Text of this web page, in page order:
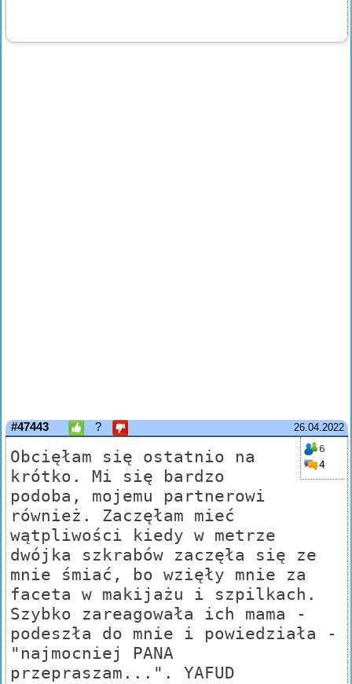
26.04.2022
#47443 ?
6
4
Obcięłam się ostatnio na
krótko. Mi się bardzo
podoba, mojemu partnerowi
również. Zaczęłam mieć
wątpliwości kiedy w metrze
dwójka szkrabów zaczęła się ze
mnie śmiać, bo wzięły mnie za
faceta w makijażu i szpilkach.
Szybko zareagowała ich mama -
podeszła do mnie i powiedziała -
"najmocniej PANA
przepraszam...". YAFUD